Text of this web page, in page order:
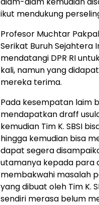
ikut mendukung
Profesor Muchtar
Serikat Buruh Sejahtera
mendatangi DPR RI
kali, namun yang
mereka terima.
Pada kesempatan laim
mendapatkan draff
kemudian Tim K. SBSI
hingga kemudian bisa
dapat segera
utamanya kepada para
membakwahi masalah
yang dibuat oleh Tim K.
sendiri merasa belum